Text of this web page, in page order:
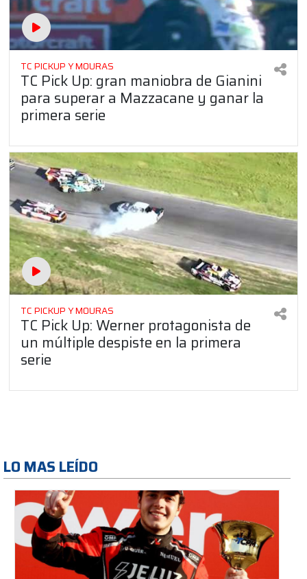
TC PICKUP Y MOURAS
TC Pick Up: gran maniobra de Gianini
para superar a Mazzacane y ganar la
primera serie
TC PICKUP Y MOURAS
TC Pick Up: Werner protagonista de
un múltiple despiste en la primera
serie
LO MAS LEÍDO